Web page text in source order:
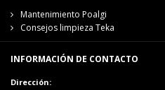
Mantenimiento Poalgi
Consejos limpieza Teka
INFORMACIÓN DE CONTACTO
Dirección: